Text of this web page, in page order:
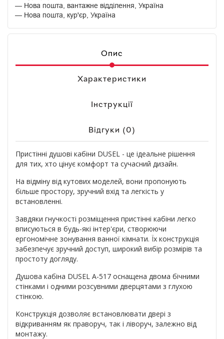
Нова пошта, вантажне відділення, Україна
Нова пошта, кур'єр, Україна
Опис
Характеристики
Інструкції
Відгуки (0)
Пристінні душові кабіни DUSEL - це ідеальне рішення
для тих, хто цінує комфорт та сучасний дизайн.
На відміну від кутових моделей, вони пропонують
більше простору, зручний вхід та легкість у
встановленні.
Завдяки гнучкості розміщення пристінні кабіни легко
вписуються в будь-які інтер'єри, створюючи
ергономічне зонування ванної кімнати. Їх конструкція
забезпечує зручний доступ, широкий вибір розмірів та
простоту догляду.
Душова кабіна DUSEL A-517 оснащена двома бічними
стінками і одними розсувними дверцятами з глухою
стінкою.
Конструкція дозволяє встановлювати двері з
відкриванням як праворуч, так і ліворуч, залежно від
монтажу.